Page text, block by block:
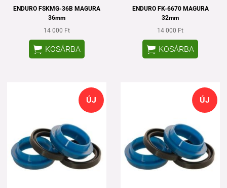
ENDURO FSKMG-36B MAGURA
36mm
14 000 Ft
 KOSÁRBA
ENDURO FK-6670 MAGURA
32mm
14 000 Ft
 KOSÁRBA
ÚJ ÚJ